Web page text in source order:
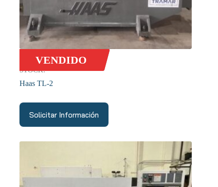
VENDIDO
STOCK:
Haas TL-2
Solicitar Información